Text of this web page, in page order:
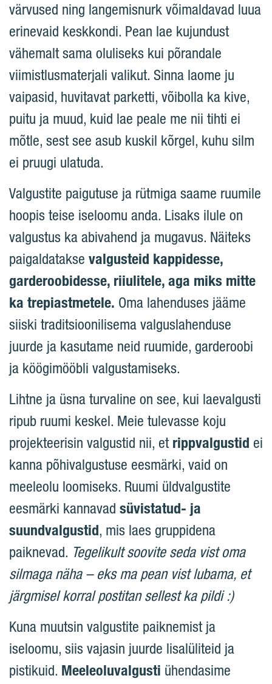
värvused ning langemisnurk võimaldavad luua
erinevaid keskkondi. Pean lae kujundust
vähemalt sama oluliseks kui põrandale
viimistlusmaterjali valikut. Sinna laome ju
vaipasid, huvitavat parketti, võibolla ka kive,
puitu ja muud, kuid lae peale me nii tihti ei
mõtle, sest see asub kuskil kõrgel, kuhu silm
ei pruugi ulatuda.
Valgustite paigutuse ja rütmiga saame ruumile
hoopis teise iseloomu anda. Lisaks ilule on
valgustus ka abivahend ja mugavus. Näiteks
paigaldatakse valgusteid kappidesse,
garderoobidesse, riiulitele, aga miks mitte
ka trepiastmetele. Oma lahenduses jääme
siiski traditsioonilisema valguslahenduse
juurde ja kasutame neid ruumide, garderoobi
ja köögimööbli valgustamiseks.
Lihtne ja üsna turvaline on see, kui laevalgusti
ripub ruumi keskel. Meie tulevasse koju
projekteerisin valgustid nii, et rippvalgustid ei
kanna põhivalgustuse eesmärki, vaid on
meeleolu loomiseks. Ruumi üldvalgustite
eesmärki kannavad süvistatud- ja
suundvalgustid, mis laes gruppidena
paiknevad. Tegelikult soovite seda vist oma
silmaga näha – eks ma pean vist lubama, et
järgmisel korral postitan sellest ka pildi :)
Kuna muutsin valgustite paiknemist ja
iseloomu, siis vajasin juurde lisalüliteid ja
pistikuid. Meeleoluvalgusti ühendasime